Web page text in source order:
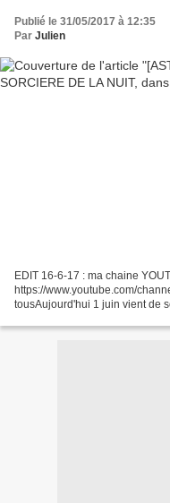
Publié le 31/05/2017 à 12:35
Par Julien
EDIT 16-6-17 : ma chaine
https://www.youtube.com/
tousAujourd'hui 1 juin vient de